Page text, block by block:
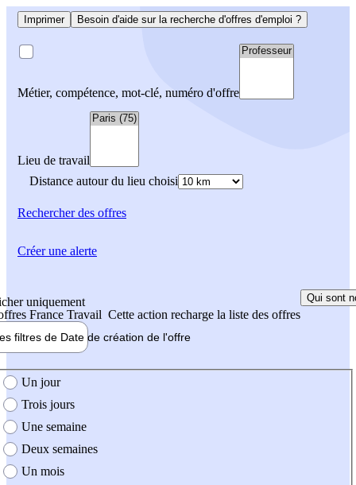
Imprimer Besoin d'aide sur la recherche d'offres d'emploi ?
Métier, compétence, mot-clé, numéro d'offre
Lieu de travail
Distance autour du lieu choisi
Rechercherdes offres
uniquement
France Travail Cette action recharge la liste des offres
Qui sont
filtres de Date de création de l'offre
création de l'offre
Un jour
Trois jours
Une semaine
Deux semaines
Un mois
Créer une alerte